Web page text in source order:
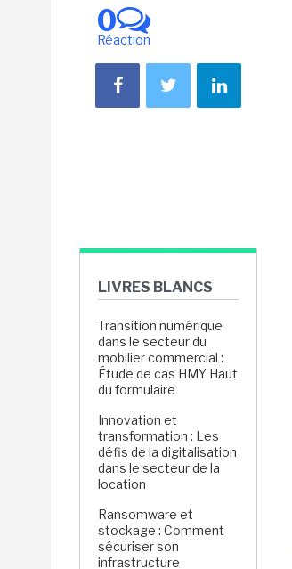
0
Réaction
LIVRES BLANCS
Transition numérique
dans le secteur du
mobilier commercial :
Étude de cas HMY Haut
du formulaire
Innovation et
transformation : Les
défis de la digitalisation
dans le secteur de la
location
Ransomware et
stockage : Comment
sécuriser son
infrastructure